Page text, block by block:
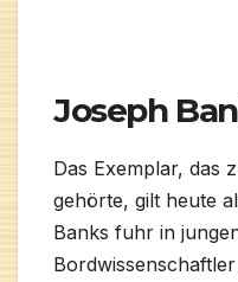
Joseph
Das Exemplar, das
gehörte, gilt heute
Banks fuhr in